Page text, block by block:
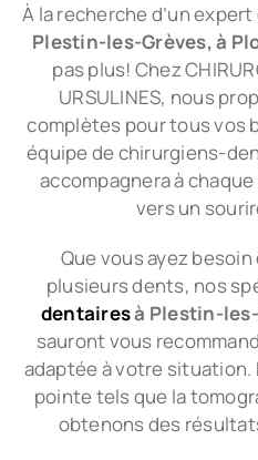
À la recherche d’un expert
Plestin-les-Grèves, à
pas plus! Chez
URSULINES, nous
complètes pour tous vos
équipe de chirurgiens-
accompagnera à
vers un
Que vous ayez
plusieurs dents, nos
dentairesà Plestin-
sauront vous
adaptée à votre
pointe tels que la
obtenons des